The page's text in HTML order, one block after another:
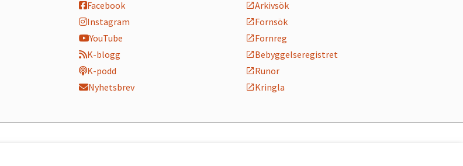
Facebook
Instagram
YouTube
K-blogg
K-podd
Nyhetsbrev
Arkivsök
Fornsök
Fornreg
Bebyggelseregistret
Runor
Kringla